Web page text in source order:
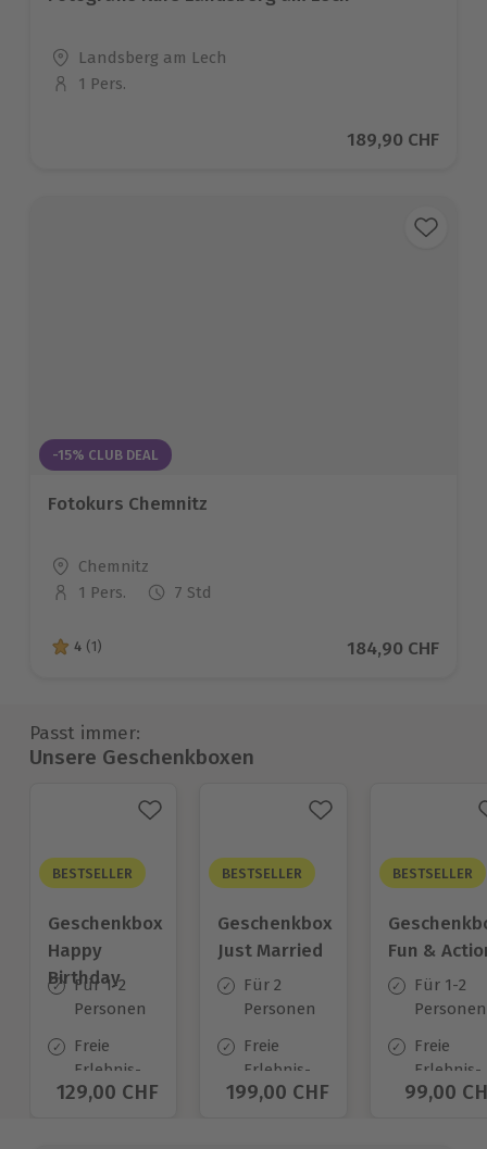
Standort
Landsberg am Lech
Anzahl der Teilnehmer
1 Pers.
Aktueller Preis
189,90 CHF
-15% CLUB DEAL
Fotokurs Chemnitz
Standort
Chemnitz
Anzahl der Teilnehmer
1 Pers. 7 Std
4 von 5 Sternen basierend auf 1 Bewertungen
4 (1) Aktueller Preis
184,90 CHF
Passt immer:
Unsere Geschenkboxen
BESTSELLER
Geschenkbox
Happy
Birthday
Für 1-2
Personen
Freie
Erlebnis-
Auswahl
Aktueller Preis
129,00 CHF
BESTSELLER
Geschenkbox
Just Married
Für 2
Personen
Freie
Erlebnis-
Auswahl
Aktueller Preis
199,00 CHF
BESTSELLER
Fun &
Für 1-2
Personen
Freie
Erlebnis-
Auswahl
99,00